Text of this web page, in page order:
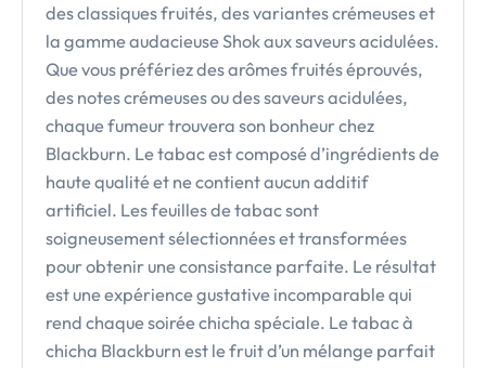
des classiques fruités, des variantes crémeuses et
la gamme audacieuse Shok aux saveurs acidulées.
Que vous préfériez des arômes fruités éprouvés,
des notes crémeuses ou des saveurs acidulées,
chaque fumeur trouvera son bonheur chez
Blackburn. Le tabac est composé d’ingrédients de
haute qualité et ne contient aucun additif
artificiel. Les feuilles de tabac sont
soigneusement sélectionnées et transformées
pour obtenir une consistance parfaite. Le résultat
est une expérience gustative incomparable qui
rend chaque soirée chicha spéciale. Le tabac à
chicha Blackburn est le fruit d’un mélange parfait